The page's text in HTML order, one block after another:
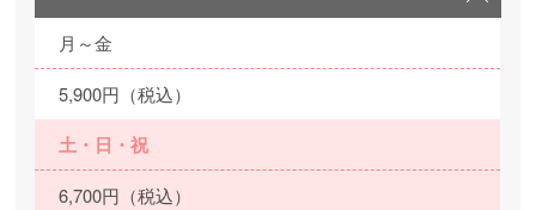
月～金
5,900円（税込）
土・日・祝
6,700円（税込）